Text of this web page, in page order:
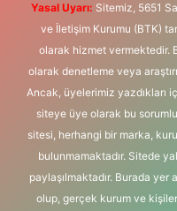
Yasal Uyarı: Sitemiz, 5651
ve İletişim Kurumu (BTK)
olarak hizmet vermektedir.
olarak denetleme veya
Ancak, üyelerimiz yazdıkları
siteye üye olarak bu
sitesi, herhangi bir marka,
bulunmamaktadır. Sitede
paylaşılmaktadır. Burada
olup, gerçek kurum ve kişiler